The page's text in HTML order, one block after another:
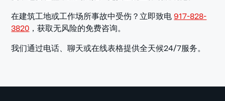
在建筑工地或工作场所事故中受伤？立即致电917-828-
3820 ，获取无风险的免费咨询。
我们通过电话、聊天或在线表格提供全天候24/7服务。